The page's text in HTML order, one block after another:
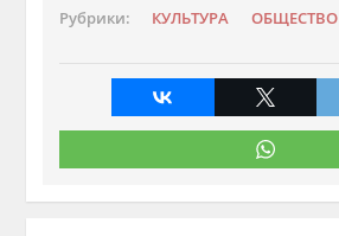
Рубрики: КУЛЬТУРА ОБЩЕСТВО